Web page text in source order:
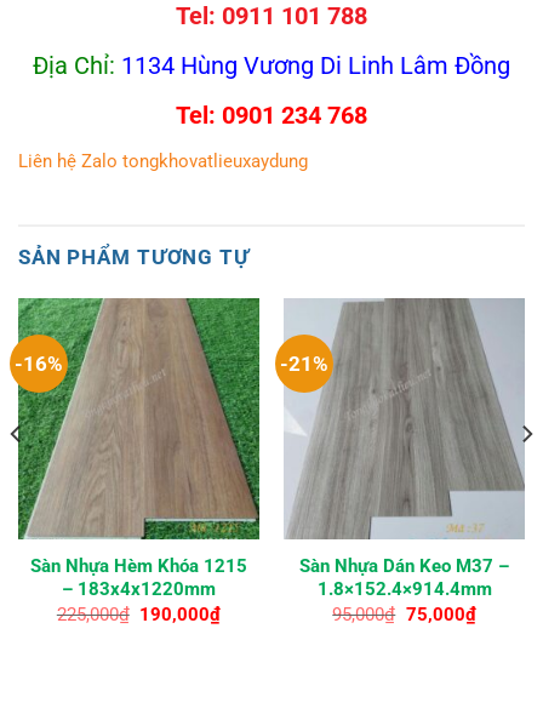
Tel: 0911 101 788
Địa Chỉ: 1134 Hùng Vương Di Linh Lâm Đồng
Tel: 0901 234 768
Liên hệ Zalo tongkhovatlieuxaydung
SẢN PHẨM TƯƠNG TỰ
-16%
Sàn Nhựa Hèm Khóa 1215
– 183x4x1220mm
225,000₫ Giá
190,000₫Giá
-21%
Sàn Nhựa Dán Keo M37 –
1.8×152.4×914.4mm
95,000₫ Giá
gốc
75,000₫Giá
hiện